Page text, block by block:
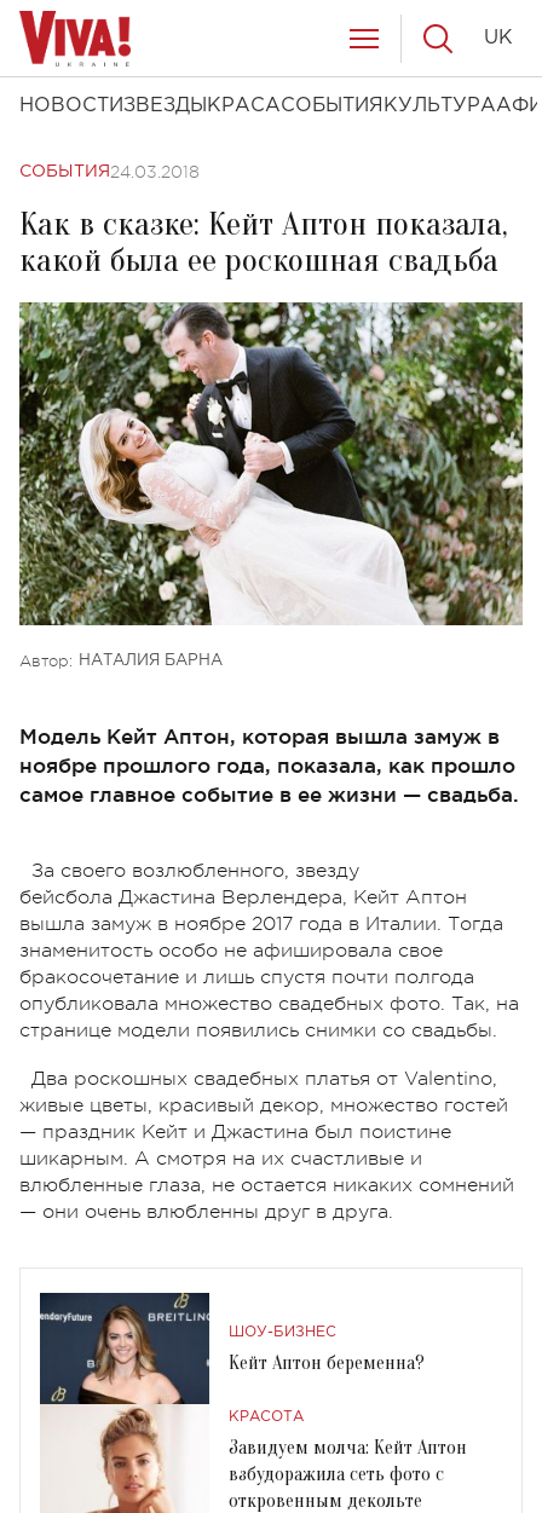
НОВОСТИ ЗВЕЗДЫ КРАСАСОБЫТИЯ КУЛЬТУРА
UK
СОБЫТИЯ 24.03.2018
Как в сказке: Кейт Аптон показала,
какой была ее роскошная свадьба
Автор: НАТАЛИЯ БАРНА
Модель Кейт Аптон, которая вышла замуж в
ноябре прошлого года, показала, как прошло
самое главное событие в ее жизни — свадьба.
За своего возлюбленного, звезду
бейсбола Джастина Верлендера, Кейт Аптон
вышла замуж в ноябре 2017 года в Италии. Тогда
знаменитость особо не афишировала свое
бракосочетание и лишь спустя почти полгода
опубликовала множество свадебных фото. Так, на
странице модели появились снимки со свадьбы.
Два роскошных свадебных платья от Valentino,
живые цветы, красивый декор, множество гостей
— праздник Кейт и Джастина был поистине
шикарным. А смотря на их счастливые и
влюбленные глаза, не остается никаких сомнений
— они очень влюбленны друг в друга.
ШОУ-БИЗНЕС
Кейт Аптон беременна?
КРАСОТА
Завидуем молча: Кейт Аптон
взбудоражила сеть фото с
откровенным декольте